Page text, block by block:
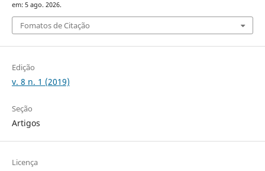
em: 5 ago. 2026.
Fomatos de Citação
Edição
v. 8 n. 1 (2019)
Seção
Artigos
Licença